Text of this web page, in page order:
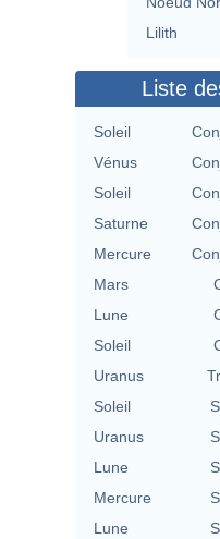
Lilith
Liste
Soleil
Vénus
Soleil
Saturne
Mercure
Mars
Lune
Soleil
Uranus
Soleil
Uranus
Lune
Mercure
Lune